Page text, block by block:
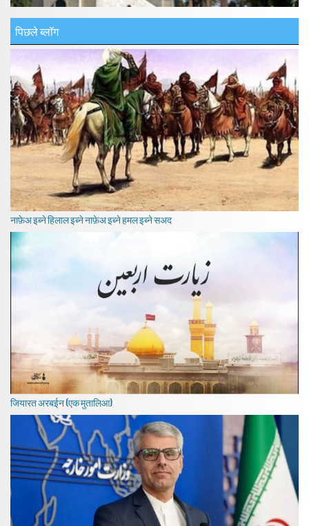
पिछले ब्लॉग
नाफ़ेअ इब्ने हिलाल इब्ने नाफ़ेअ इब्ने हमल इब्ने सअद
जियारत अरबईन (एक मुतालिआ)